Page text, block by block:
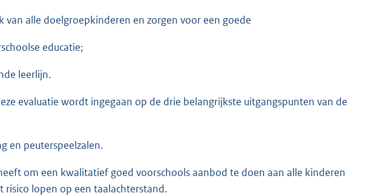
van alle doelgroepkinderen en zorgen voor een goede
educatie;
leerlijn.
evaluatie wordt ingegaan op de drie belangrijkste uitgangspunten van de
en peuterspeelzalen.
om een kwalitatief goed voorschools aanbod te doen aan alle kinderen
lopen op een taalachterstand.